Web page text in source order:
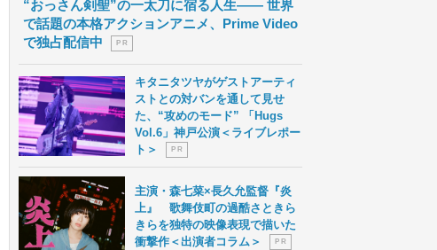
“おっさん剣聖”の一太刀に宿る人生―― 世界
で話題の本格アクションアニメ、Prime Video
で独占配信中
P R
キタニタツヤがゲストアーティ
ストとの対バンを通して見せ
た、“攻めのモード” 「Hugs
Vol.6」神戸公演＜ライブレポー
ト＞
P R
主演・森七菜×長久允監督『炎
上』 歌舞伎町の過酷さときら
きらを独特の映像表現で描いた
衝撃作＜出演者コラム＞
P R